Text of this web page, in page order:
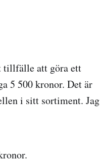
tillfälle att göra ett
5 500 kronor. Det är
i sitt sortiment. Jag